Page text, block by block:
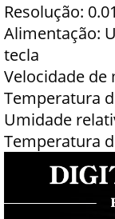
Resolução:
Alimentação:
tecla
Velocidade de
Temperatura
Umidade
Temperatura